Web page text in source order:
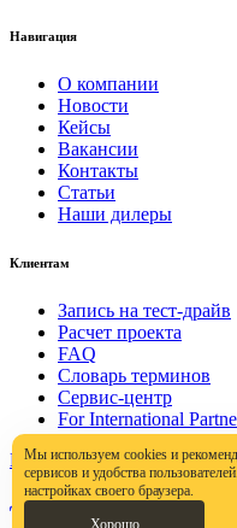
Навигация
О компании
Новости
Кейсы
Вакансии
Контакты
Статьи
Наши дилеры
Клиентам
Запись на тест-драйв
Расчет проекта
FAQ
Словарь терминов
Сервис-центр
For International
Политика
Договор публичной оферты
Мы используем cookies и
сервисов и удобства
настройках своего браузера.
Хорошо